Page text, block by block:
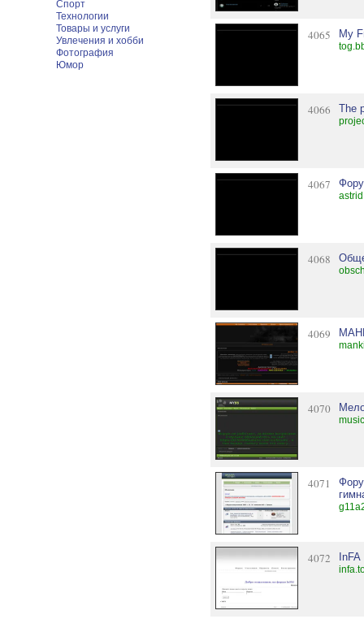
Спорт
Технологии
Товары и услуги
Увлечения и хобби
Фотография
Юмор
4065 My
4066 The
4067
4068
4069
4070
4071
4072 InFA